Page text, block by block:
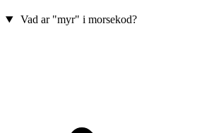
Vad ar "myr" i morsekod?